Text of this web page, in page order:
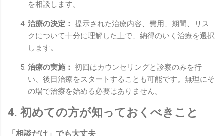
を相談します。
治療の決定： 提示された治療内容、費用、期間、リス
クについて十分に理解した上で、納得のいく治療を選択
します。
治療の実施： 初回はカウンセリングと診察のみを行
い、後日治療をスタートすることも可能です。無理にそ
の場で治療を始める必要はありません。
4. 初めての方が知っておくべきこと
「相談だけ」でも大丈夫